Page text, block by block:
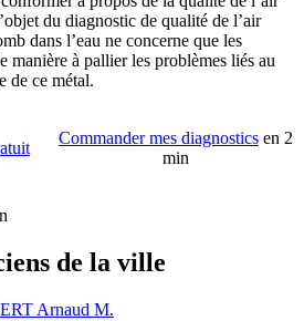
du diagnostic de qualité de l’air
dans l’eau ne concerne que les
manière à pallier les problèmes liés au
de ce métal.
Commander mes diagnostics en 2
min
de la ville
Arnaud M.